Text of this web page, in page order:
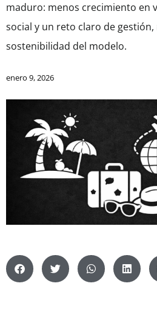
maduro: menos crecimiento en
social y un reto claro de
sostenibilidad del modelo.
enero 9, 2026